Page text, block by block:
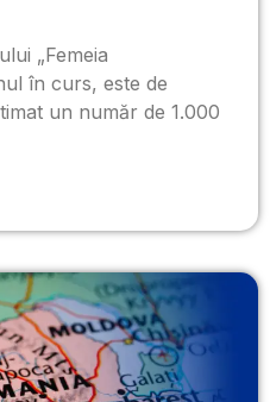
„Femeia
în curs, este de
un număr de 1.000